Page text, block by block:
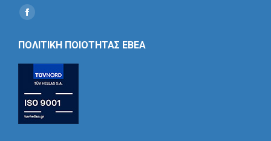
Find us on:
Social
ΠΟΛΙΤΙΚΗ ΠΟΙΟΤΗΤΑΣ ΕΒΕΑ